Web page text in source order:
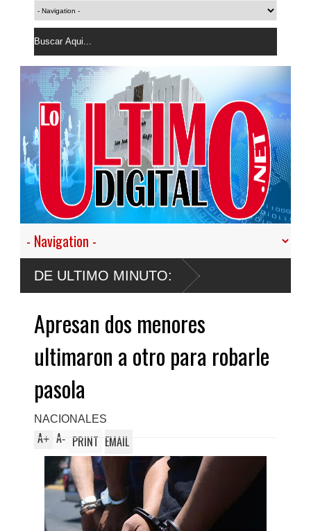
DE ULTIMO MINUTO:
irregular durante la última
Apresan dos menores
ultimaron a otro para robarle
pasola
NACIONALES
A+ A- PRINT EMAIL